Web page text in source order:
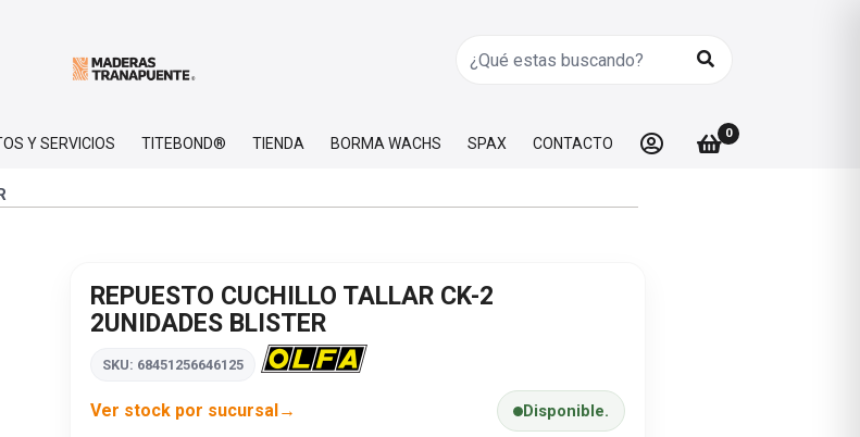
Y SERVICIOS TITEBOND® TIENDA BORMA WACHS SPAX CONTACTO
0
REPUESTO CUCHILLO TALLAR CK-2
2UNIDADES BLISTER
SKU: 68451256646125
Ver stock por sucursal Disponible.